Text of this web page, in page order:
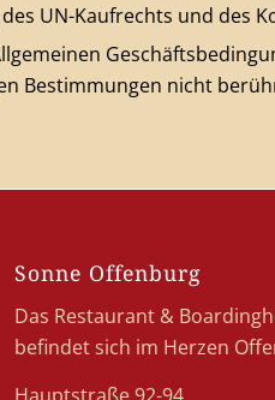
UN-Kaufrechts und des
Bestimmungen nicht
Sonne Offenburg
Das Restaurant &
befindet sich im Herzen